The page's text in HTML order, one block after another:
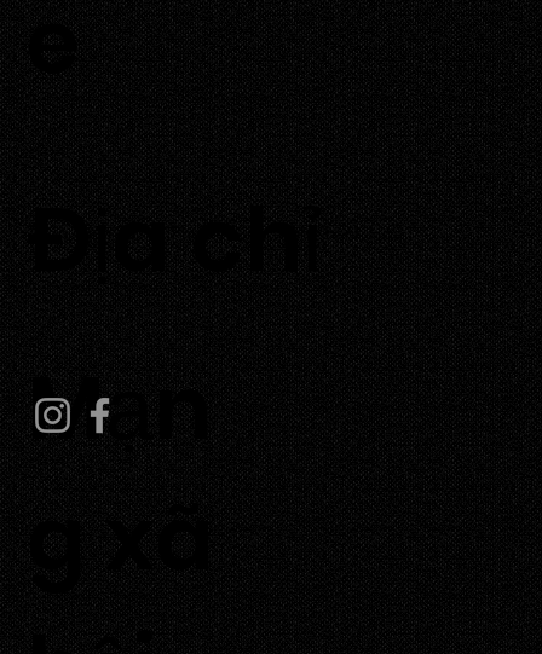
e
​Địa chỉ
Thôn Tuấn Tú, Xã Phước Dinh, Tỉnh Khánh Hoà
Mạn
g xã